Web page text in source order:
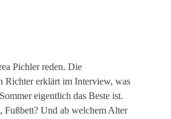
Pichler reden. Die
Richter erklärt im Interview, was
eigentlich das Beste ist.
Fußbett? Und ab welchem Alter